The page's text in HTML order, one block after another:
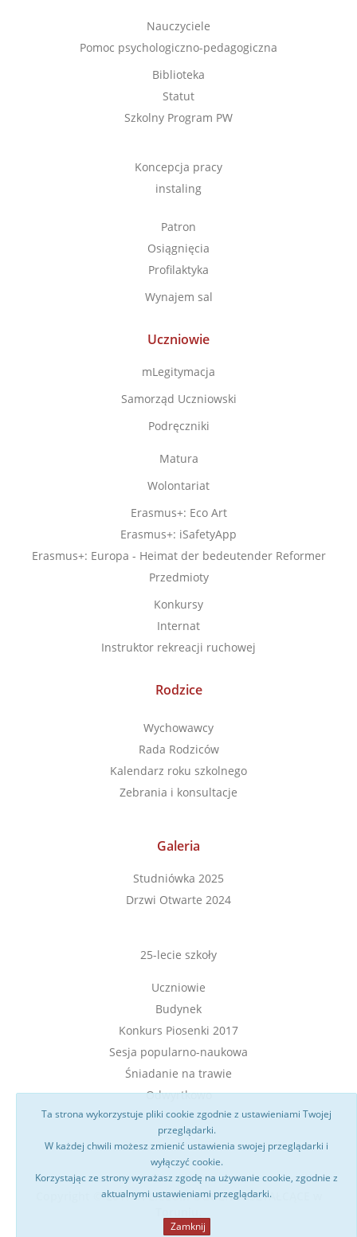
Nauczyciele
Pomoc psychologiczno-pedagogiczna
Biblioteka
Statut
Szkolny Program PW
Koncepcja pracy
instaling
Patron
Osiągnięcia
Profilaktyka
Wynajem sal
Uczniowie
mLegitymacja
Samorząd Uczniowski
Podręczniki
Matura
Wolontariat
Erasmus+: Eco Art
Erasmus+: iSafetyApp
Erasmus+: Europa - Heimat der bedeutender Reformer
Przedmioty
Konkursy
Internat
Instruktor rekreacji ruchowej
Rodzice
Wychowawcy
Rada Rodziców
Kalendarz roku szkolnego
Zebrania i konsultacje
Galeria
Studniówka 2025
Drzwi Otwarte 2024
25-lecie szkoły
Uczniowie
Budynek
Konkurs Piosenki 2017
Sesja popularno-naukowa
Śniadanie na trawie
Odwyrtkowo
Copyright © 2017 IX LICEUM OGÓLNOKSZTAŁCĄCE w
Ta strona wykorzystuje pliki cookie zgodnie z ustawieniami Twojej
przeglądarki.
W każdej chwili możesz zmienić ustawienia swojej przeglądarki i
wyłączyć cookie.
Korzystając ze strony wyrażasz zgodę na używanie cookie, zgodnie z
aktualnymi ustawieniami przeglądarki.
Zamknij